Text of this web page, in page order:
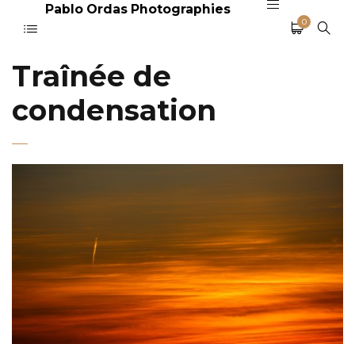
Pablo Ordas Photographies
0
Traînée de
condensation